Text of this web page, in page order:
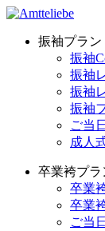
振袖プラン
振袖
振袖
振袖
振袖
ご当
成人
卒業袴プラ
卒業
卒業
ご当